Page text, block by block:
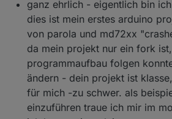
ganz ehrlich - eigentlich bin
dies ist mein erstes arduino
von parola und md72xx
da mein projekt nur ein fork
programmaufbau folgen
ändern - dein projekt ist
für mich -zu schwer. als
einzuführen traue ich mir im